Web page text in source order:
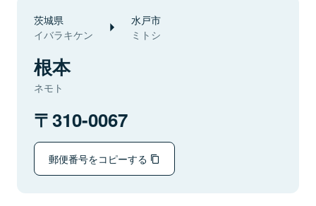
茨城県
イバラキケン
水戸市
ミトシ
根本
ネモト
310-0067
郵便番号をコピーする